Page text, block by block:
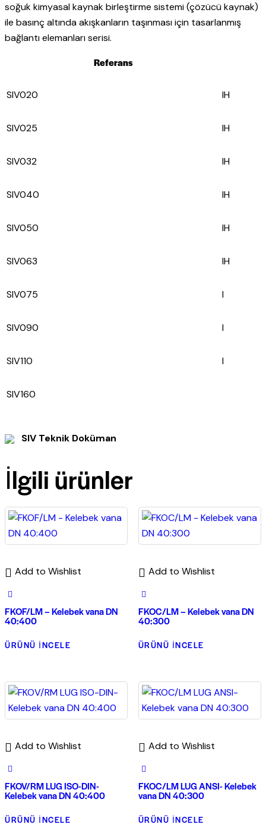
soğuk kimyasal kaynak birleştirme sistemi (çözücü kaynak)
ile basınç altında akışkanların taşınması için tasarlanmış
bağlantı elemanları serisi.
Referans
SIV020 IH
SIV025 IH
SIV032 IH
SIV040 IH
SIV050 IH
SIV063 IH
SIV075 I
SIV090 I
SIV110 I
SIV160
SIV Teknik Doküman
İlgili ürünler
Add to Wishlist
FKOF/LM – Kelebek vana DN
40:400
ÜRÜNÜ İNCELE
Add to Wishlist
FKOC/LM – Kelebek vana DN
40:300
ÜRÜNÜ İNCELE
Add to Wishlist
FKOV/RM LUG ISO-DIN-
Kelebek vana DN 40:400
ÜRÜNÜ İNCELE
Add to Wishlist
FKOC/LM LUG ANSI- Kelebek
vana DN 40:300
ÜRÜNÜ İNCELE